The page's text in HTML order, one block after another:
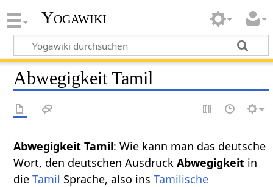
Yogawiki
Abwegigkeit Tamil
Abwegigkeit Tamil: Wie kann man das deutsche
Wort, den deutschen AusdruckAbwegigkeit in
dieTamil Sprache, also insTamilische